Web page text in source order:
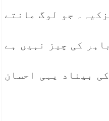
جو لوگ مانتے
کی چیز نہیں ہے
بیناد یہی احسان